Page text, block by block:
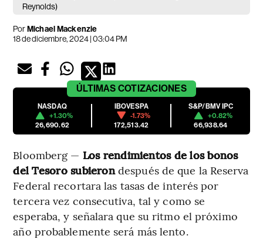
Reynolds)
PorMichael Mackenzie
18 de diciembre, 2024 | 03:04 PM
ÚLTIMAS COTIZACIONES
NASDAQ
+1.30%
26,690.62
IBOVESPA
-1.73%
172,513.42
S&P/BMV IPC
+0.82%
66,938.64
Bloomberg — Los rendimientos de los bonos
del Tesoro subierondespués de que la Reserva
Federal recortara las tasas de interés por
tercera vez consecutiva, tal y como se
esperaba, y señalara que su ritmo el próximo
año probablemente será más lento.